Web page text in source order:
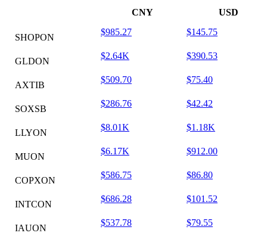
CNY USD
SHOPON
$985.27 $145.75
GLDON
$2.64K $390.53
AXTIB
$509.70 $75.40
SOXSB
$286.76 $42.42
LLYON
$8.01K $1.18K
MUON
$6.17K $912.00
COPXON
$586.75 $86.80
INTCON
$686.28 $101.52
IAUON
$537.78 $79.55